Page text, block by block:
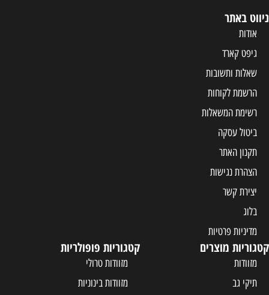
ניווט באתר
אודות
גיפט קארד
שאלות ותשובות
הרשמת לקוחות
רשימת המשאלות
ביטול עסקה
תקנון האתר
הצהרת נגישות
יצירת קשר
בלוג
מדיניות פרטיות
קטגוריות מוצרים
מזוודות
תיקי גב
קטגוריות פופולריות
מזוודות טרולי
מזוודות בינוניות